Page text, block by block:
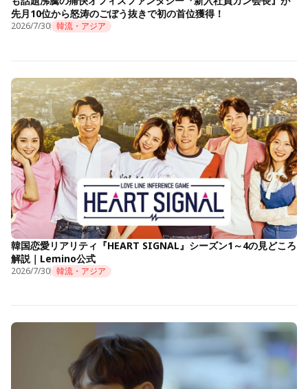
先月10位から怒涛のごぼう抜きで初の首位獲得！
2026/7/30 韓流・アジア
韓国恋愛リアリティ『HEART SIGNAL』シーズン1～4の見どころ
解説｜Lemino公式
2026/7/30 韓流・アジア